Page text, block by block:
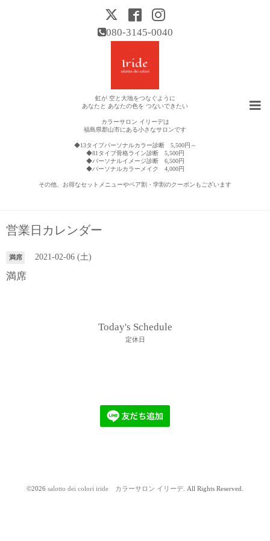
080-3145-0040
虹が 空と大地をつなぐように
あなたと あなたの色を つないできたい
カラーサロン イリーデは
福島県郡山市にある小さなサロンです
◆13タイプパーソナルカラー診断 5,500円～
◆81タイプ骨格ライン診断 5,500円
◆パーソナルイメージ診断 6,500円
◆パーソナルカラーメイク 4,000円
その他、お得なセットメニューやペア割・学割のクーポンもございます
営業日カレンダー
満席 2021-02-06 (土)
満席
Today's Schedule
定休日
©2026 salotto dei colori iride カラーサロン イリーデ. All Rights Reserved.